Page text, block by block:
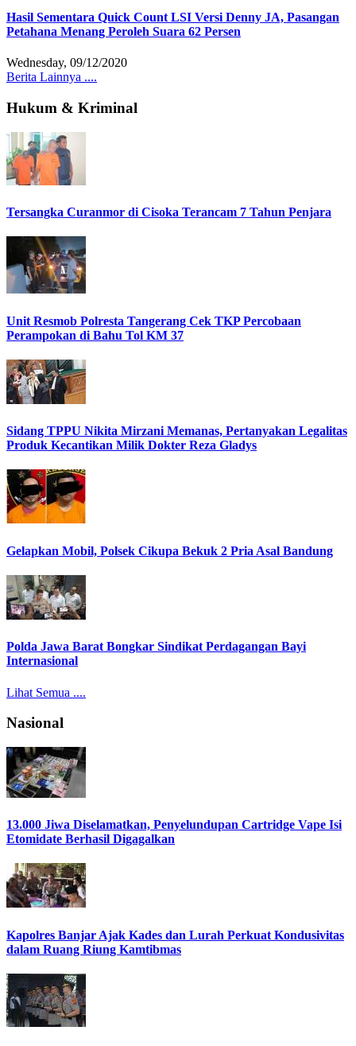
Hasil Sementara Quick Count LSI Versi Denny JA, Pasangan
Petahana Menang Peroleh Suara 62 Persen
Wednesday, 09/12/2020
Berita Lainnya ....
Hukum & Kriminal
Tersangka Curanmor di Cisoka Terancam 7 Tahun Penjara
Unit Resmob Polresta Tangerang Cek TKP Percobaan
Perampokan di Bahu Tol KM 37
Sidang TPPU Nikita Mirzani Memanas, Pertanyakan Legalitas
Produk Kecantikan Milik Dokter Reza Gladys
Gelapkan Mobil, Polsek Cikupa Bekuk 2 Pria Asal Bandung
Polda Jawa Barat Bongkar Sindikat Perdagangan Bayi
Internasional
Lihat Semua ....
Nasional
13.000 Jiwa Diselamatkan, Penyelundupan Cartridge Vape Isi
Etomidate Berhasil Digagalkan
Kapolres Banjar Ajak Kades dan Lurah Perkuat Kondusivitas
dalam Ruang Riung Kamtibmas